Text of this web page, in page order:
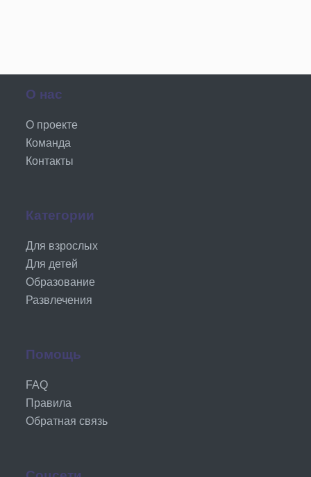
О нас
О проекте
Команда
Контакты
Категории
Для взрослых
Для детей
Образование
Развлечения
Помощь
FAQ
Правила
Обратная связь